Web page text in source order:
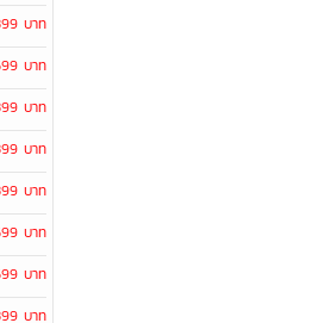
บาท
บาท
บาท
บาท
บาท
บาท
บาท
บาท